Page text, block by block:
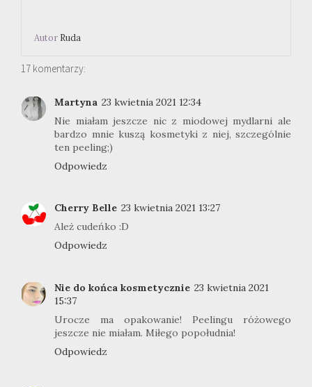
Autor Ruda
17 komentarzy:
Martyna 23 kwietnia 2021 12:34
Nie miałam jeszcze nic z miodowej mydlarni ale
bardzo mnie kuszą kosmetyki z niej, szczególnie
ten peeling;)
Odpowiedz
Cherry Belle 23 kwietnia 2021 13:27
Ależ cudeńko :D
Odpowiedz
Nie do końca kosmetycznie 23 kwietnia 2021
15:37
Urocze ma opakowanie! Peelingu różowego
jeszcze nie miałam. Miłego popołudnia!
Odpowiedz